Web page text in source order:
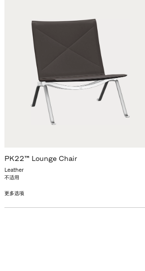
PK22™ Lounge Chair
Leather
不适用
更多选项